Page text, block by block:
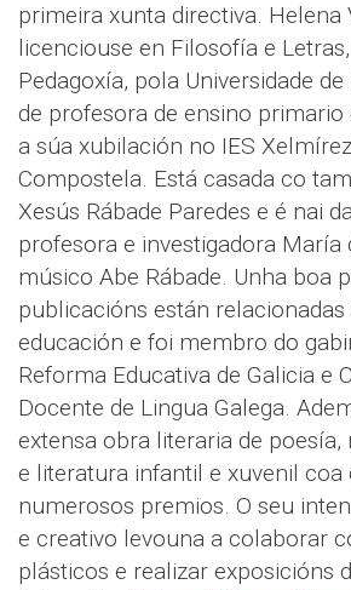
primeira xunta directiva. Helena
licenciouse en Filosofía e
Pedagoxía, pola Universidade
de profesora de ensino
a súa xubilación no IES
Compostela. Está casada co
Xesús Rábade Paredes e é nai
profesora e investigadora María
músico Abe Rábade. Unha boa
publicacións están
educación e foi membro do
Reforma Educativa de Galicia e
Docente de Lingua Galega.
extensa obra literaria de poesía,
e literatura infantil e xuvenil coa
numerosos premios. O seu
e creativo levouna a colaborar
plásticos e realizar exposicións